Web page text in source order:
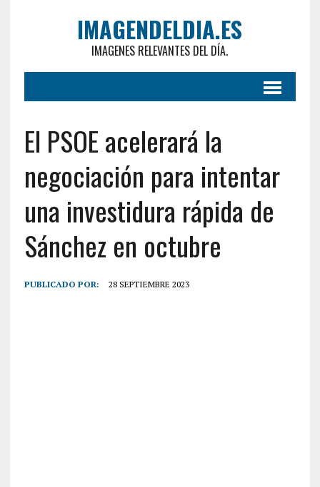
IMAGENDELDIA.ES
IMAGENES RELEVANTES DEL DÍA.
El PSOE acelerará la
negociación para intentar
una investidura rápida de
Sánchez en octubre
PUBLICADO POR: 28 SEPTIEMBRE 2023